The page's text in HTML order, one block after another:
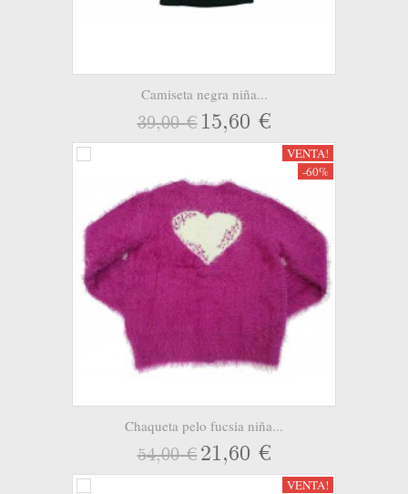
Camiseta negra niña...
39,00 € 15,60 €
VENTA!
-60%
Chaqueta pelo fucsia niña...
54,00 €21,60 €
VENTA!